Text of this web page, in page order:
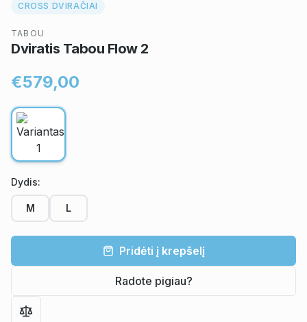
CROSS DVIRAČIAI
TABOU
Dviratis Tabou Flow 2
€579,00
Dydis:
M L
Pridėti į krepšelį
Radote pigiau?